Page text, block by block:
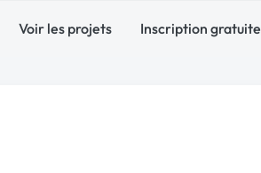
Voir les projets Inscription gratuite